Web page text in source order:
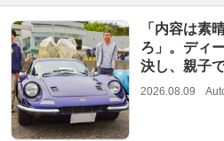
「内容は素
ろ」。ディ
決し、親子
2026.08.09